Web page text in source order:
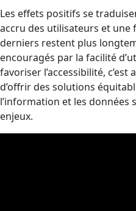
Les effets positifs se
accru des utilisateurs et une
derniers restent plus
encouragés par la facilité
favoriser l’accessibilité,
d’offrir des solutions
l’information et les
enjeux.